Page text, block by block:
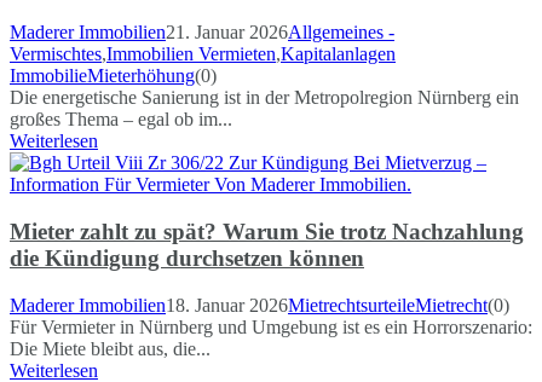
Maderer Immobilien21. Januar 2026Allgemeines -
Vermischtes,Immobilien Vermieten,Kapitalanlagen
ImmobilieMieterhöhung(0)
Die energetische Sanierung ist in der Metropolregion Nürnberg ein
großes Thema – egal ob im...
Weiterlesen
Mieter zahlt zu spät? Warum Sie trotz Nachzahlung
die Kündigung durchsetzen können
Maderer Immobilien18. Januar 2026MietrechtsurteileMietrecht(0)
Für Vermieter in Nürnberg und Umgebung ist es ein Horrorszenario:
Die Miete bleibt aus, die...
Weiterlesen